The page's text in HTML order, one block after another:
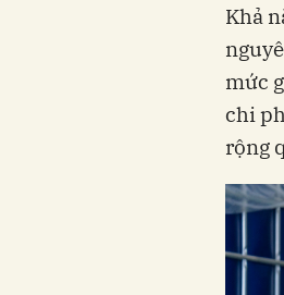
Khả
mức
chi
rộng